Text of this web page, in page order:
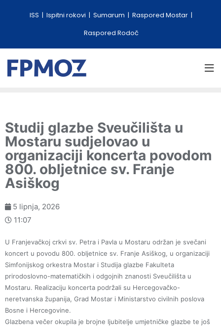
ISS Ispitni rokovi Sumarum
Raspored Mostar
Raspored Rodoč
Studij glazbe Sveučilišta u
Mostaru sudjelovao u
organizaciji koncerta povodom
800. obljetnice sv. Franje
Asiškog
5 lipnja, 2026
11:07
U Franjevačkoj crkvi sv. Petra i Pavla u Mostaru održan je svečani
koncert u povodu 800. obljetnice sv. Franje Asiškog, u organizaciji
Simfonijskog orkestra Mostar i Studija glazbe Fakulteta
prirodoslovno-matematičkih i odgojnih znanosti Sveučilišta u
Mostaru. Realizaciju koncerta podržali su Hercegovačko-
neretvanska županija, Grad Mostar i Ministarstvo civilnih poslova
Bosne i Hercegovine.
Glazbena večer okupila je brojne ljubitelje umjetničke glazbe te još